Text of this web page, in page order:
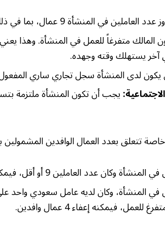
في المنشأة 9 عمال، بما في ذلك المالك.
متفرغاً للعمل في المنشأة. وهذا
آخر يستهلك وقته وجهده.
لدى المنشأة سجل تجاري ساري
يجب أن تكون المنشأة ملتزمة
تتعلق بعدد العمال الوافدين المشمولين
العاملين 9 أو أقل، فيمكنه إعفاء عاملين وافدين.
في المنشأة، وكان لديه عامل سعودي واحد
فيمكنه إعفاء 4 عمال وافدين.